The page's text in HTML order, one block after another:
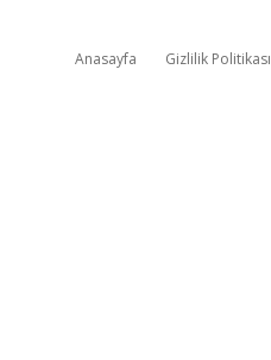
Anasayfa Gizlilik Politikası